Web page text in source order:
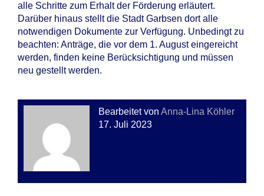
alle Schritte zum Erhalt der Förderung erläutert.
Darüber hinaus stellt die Stadt Garbsen dort alle
notwendigen Dokumente zur Verfügung. Unbedingt zu
beachten: Anträge, die vor dem 1. August eingereicht
werden, finden keine Berücksichtigung und müssen
neu gestellt werden.
Bearbeitet von Anna-Lina Köhler
17. Juli 2023